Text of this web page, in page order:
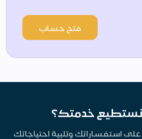
فتح حساب
خدمتك؟
استفساراتك وتلبية احتياجاتك